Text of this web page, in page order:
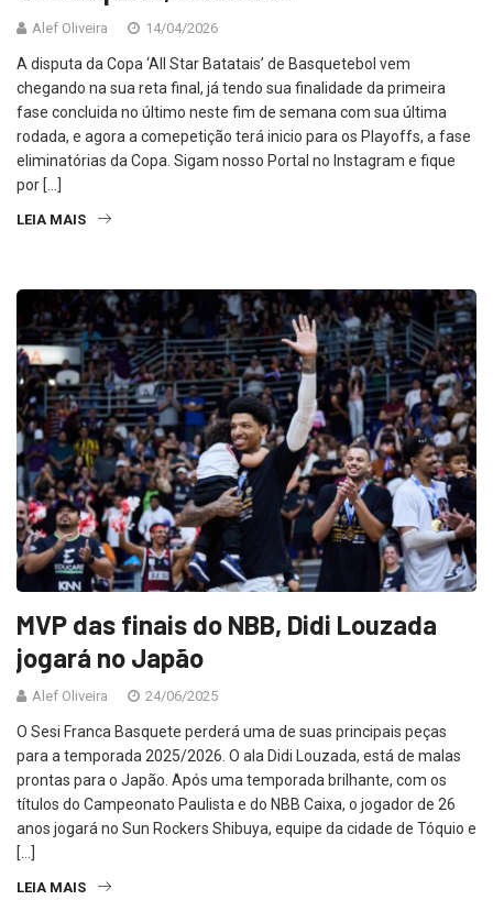
Alef Oliveira 14/04/2026
A disputa da Copa ‘All Star Batatais’ de Basquetebol vem
chegando na sua reta final, já tendo sua finalidade da primeira
fase concluida no último neste fim de semana com sua última
rodada, e agora a comepetição terá inicio para os Playoffs, a fase
eliminatórias da Copa. Sigam nosso Portal no Instagram e fique
por […]
LEIA MAIS
MVP das finais do NBB, Didi Louzada
jogará no Japão
Alef Oliveira 24/06/2025
O Sesi Franca Basquete perderá uma de suas principais peças
para a temporada 2025/2026. O ala Didi Louzada, está de malas
prontas para o Japão. Após uma temporada brilhante, com os
títulos do Campeonato Paulista e do NBB Caixa, o jogador de 26
anos jogará no Sun Rockers Shibuya, equipe da cidade de Tóquio e
[…]
LEIA MAIS